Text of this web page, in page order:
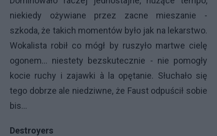
niekiedy ożywiane przez zacne mieszanie -
szkoda, że takich momentów było jak na lekarstwo.
Wokalista robił co mógł by ruszyło martwe cielę
ogonem... niestety bezskutecznie - nie pomogły
kocie ruchy i zajawki à la opętanie. Słuchało się
tego dobrze ale niedziwne, że Faust odpuścił sobie
bis...
Destroyers